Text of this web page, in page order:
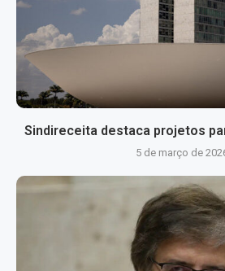
Sindireceita destaca projetos
5 de março de